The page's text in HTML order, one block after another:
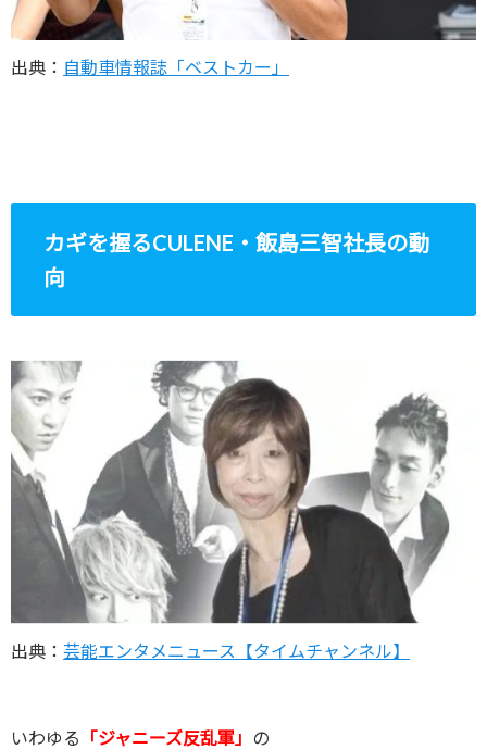
出典： 自動車情報誌「ベストカー」
カギを握るCULENE・飯島三智社長の動
向
出典： 芸能エンタメニュース【タイムチャンネル】
いわゆる 「ジャニーズ反乱軍」 の